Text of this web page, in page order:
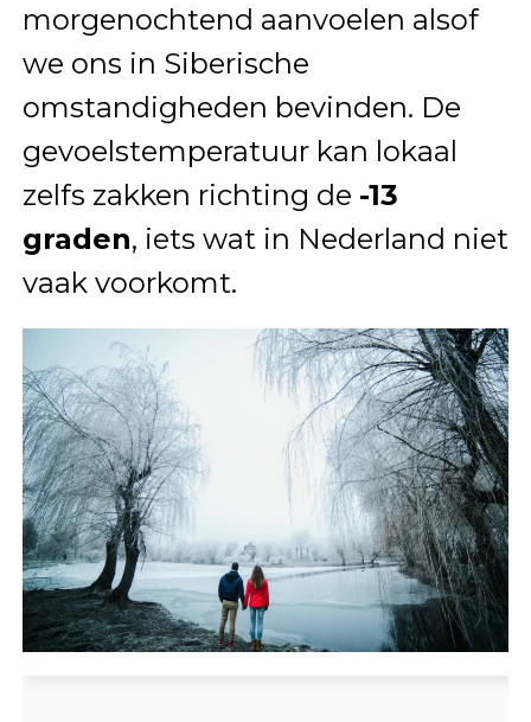
morgenochtend aanvoelen alsof
we ons in Siberische
omstandigheden bevinden. De
gevoelstemperatuur kan lokaal
zelfs zakken richting de -13
graden, iets wat in Nederland niet
vaak voorkomt.